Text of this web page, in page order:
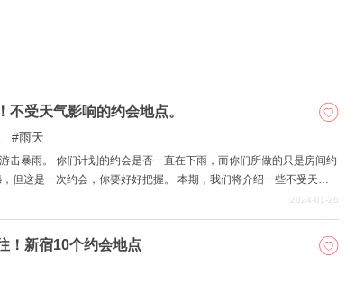
不受天气影响的约会地点。
雨天
击暴雨。 你们计划的约会是否一直在下雨，而你们所做的只是房间约
但这是一次约会，你要好好把握。 本期，我们将介绍一些不受天气
摆脱雨天约会困境的好方法，或者如果您想在大日子里约会，不想受
2024-01-26
！新宿10个约会地点